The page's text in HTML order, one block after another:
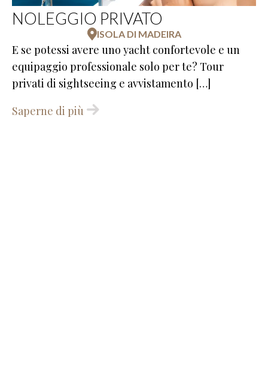
NOLEGGIO PRIVATO
ISOLA DI MADEIRA
E se potessi avere uno yacht confortevole e un
equipaggio professionale solo per te? Tour
privati di sightseeing e avvistamento […]
Saperne di più